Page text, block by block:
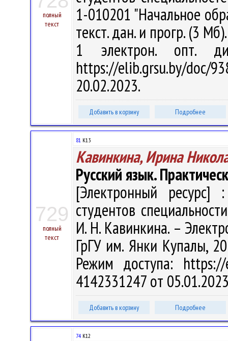
полный
текст
1-010201 "Начальное
текст. дан. и прогр. (3
1 электрон. опт.
https://elib.grsu.by/
20.02.2023.
Добавить в корзину Подробнее
729
полный
текст
81 К13
Кавинкина, Ирина
Русский язык.
[Электронный ресурс]
студентов
И. Н. Кавинкина. –
ГрГУ им. Янки Купалы,
Режим доступа:
4142331247 от
Добавить в корзину Подробнее
74 К12